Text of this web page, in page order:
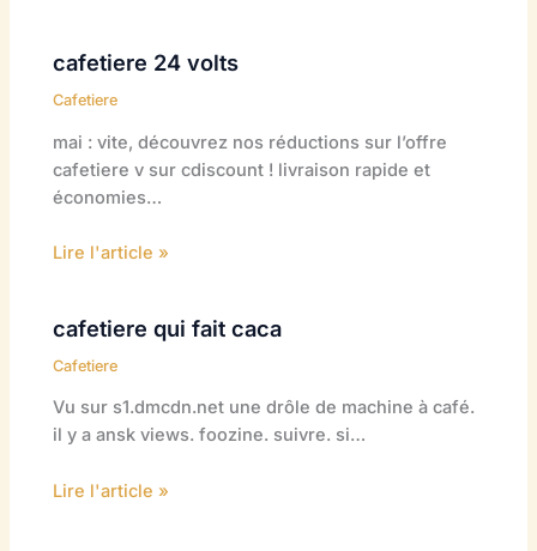
cafetiere 24 volts
Cafetiere
mai : vite, découvrez nos réductions sur l’offre
cafetiere v sur cdiscount ! livraison rapide et
économies…
Lire l'article »
cafetiere qui fait caca
Cafetiere
Vu sur s1.dmcdn.net une drôle de machine à café.
il y a ansk views. foozine. suivre. si…
Lire l'article »